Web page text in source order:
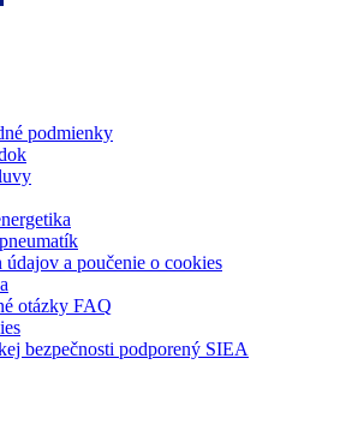
podmienky
údajov a poučenie o cookies
otázky FAQ
bezpečnosti podporený SIEA